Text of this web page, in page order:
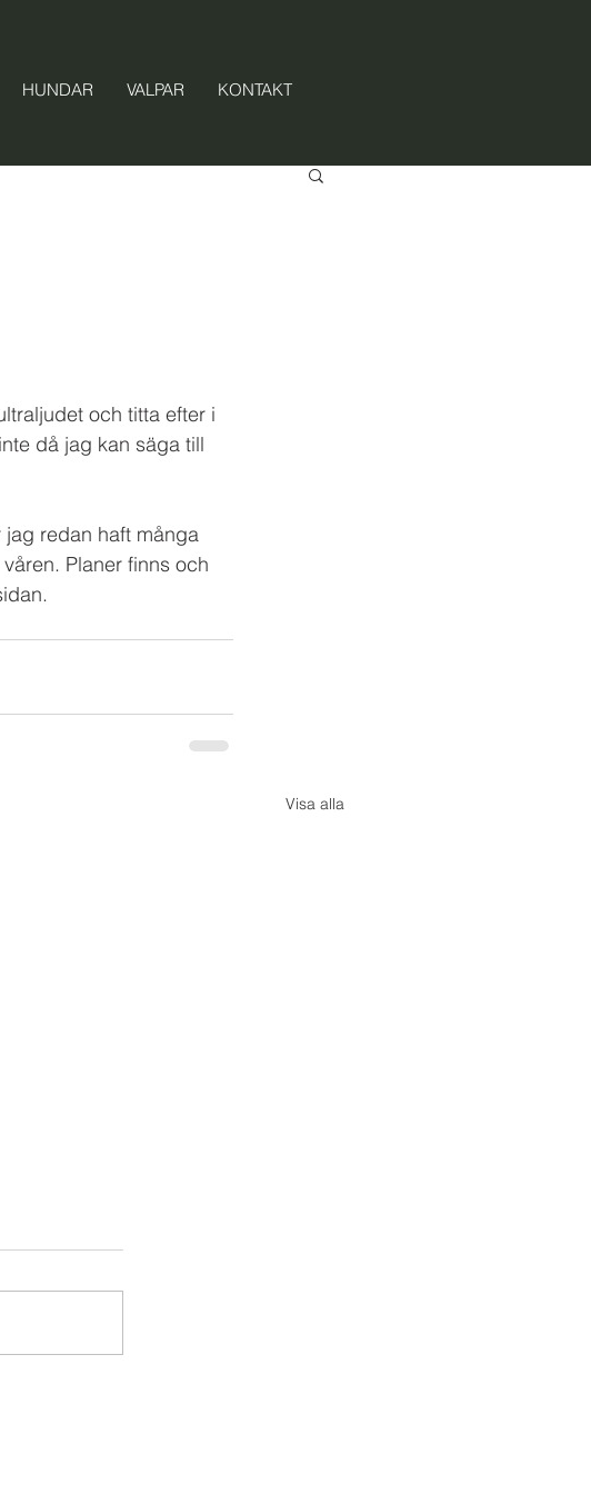
HUNDAR VALPAR KONTAKT
och titta efter i
då jag kan säga till
jag redan haft många
Planer finns och
Visa alla